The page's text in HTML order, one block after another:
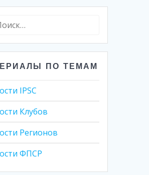
ПО ТЕМАМ
IPSC
Клубов
Регионов
ФПСР